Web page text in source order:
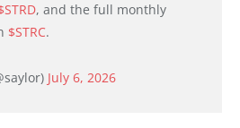
, and the full monthly
$STRC.
July 6, 2026